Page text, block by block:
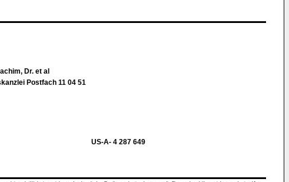
Dr. et al
Postfach 11 04 51
US-A- 4 287 649